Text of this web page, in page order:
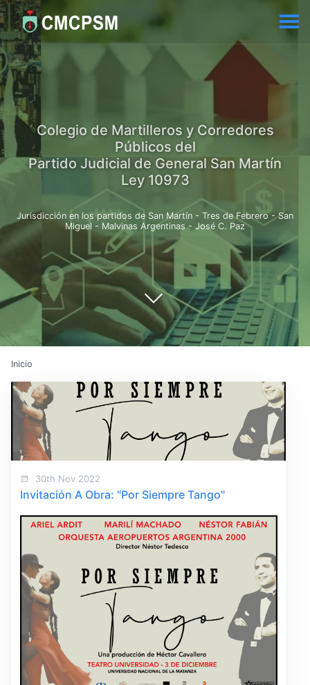
Colegio de Martilleros y Corredores
Públicos del
Partido Judicial de General San Martín
Ley 10973
Jurisdicción en los partidos de San Martín - Tres de Febrero - San
Miguel - Malvinas Argentinas - José C. Paz
Inicio
30th Nov 2022
Invitación A Obra: "Por Siempre Tango"